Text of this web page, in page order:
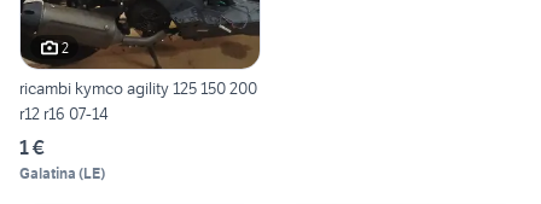
2
ricambi kymco agility 125 150 200
r12 r16 07-14
1 €
Galatina (LE)